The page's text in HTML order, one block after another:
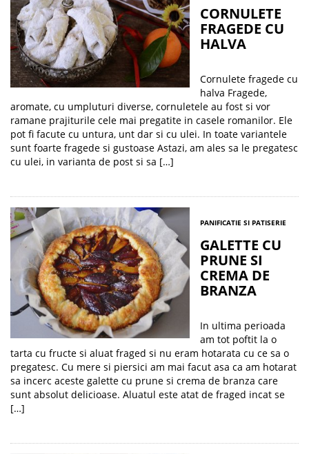
CORNULETE
FRAGEDE CU
HALVA
Cornulete fragede cu
halva Fragede,
aromate, cu umpluturi diverse, cornuletele au fost si vor
ramane prajiturile cele mai pregatite in casele romanilor. Ele
pot fi facute cu untura, unt dar si cu ulei. In toate variantele
sunt foarte fragede si gustoase Astazi, am ales sa le pregatesc
cu ulei, in varianta de post si sa […]
PANIFICATIE SI PATISERIE
GALETTE CU
PRUNE SI
CREMA DE
BRANZA
In ultima perioada
am tot poftit la o
tarta cu fructe si aluat fraged si nu eram hotarata cu ce sa o
pregatesc. Cu mere si piersici am mai facut asa ca am hotarat
sa incerc aceste galette cu prune si crema de branza care
sunt absolut delicioase. Aluatul este atat de fraged incat se
[…]